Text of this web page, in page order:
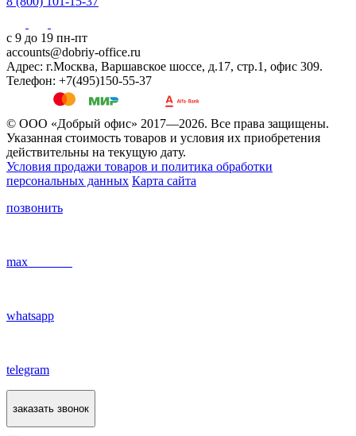
с 9 до 19 пн-пт
accounts@dobriy-office.ru
Адрес: г.Москва, Варшавское шоссе, д.17, стр.1, офис 309.
Телефон: +7(495)150-55-37
© ООО «Добрый офис» 2017—2026. Все права защищены.
Указанная стоимость товаров и условия их приобретения
действительны на текущую дату.
Условия продажи товаров и политика обработки
персональных данных Карта сайта
позвонить
max
whatsapp
telegram
заказать звонок